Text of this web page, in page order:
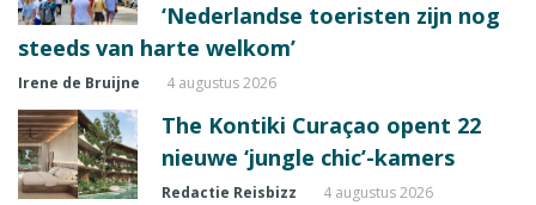
‘Nederlandse toeristen zijn nog
steeds van harte welkom’
Irene de Bruijne 4 augustus 2026
The Kontiki Curaçao opent 22
nieuwe ‘jungle chic’-kamers
Redactie Reisbizz 4 augustus 2026